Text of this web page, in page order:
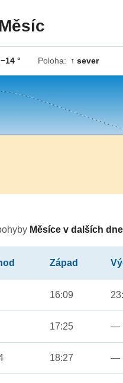
−14 ° Poloha: ↓ sever
Měsíce v dalších
Západ
16:09
17:25 —
18:27 —